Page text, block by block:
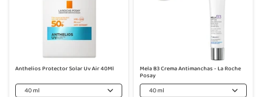
Anthelios Protector Solar Uv Air 40Ml
40 ml
Mela B3 Crema Antimanchas - La Roche
Posay
40 ml